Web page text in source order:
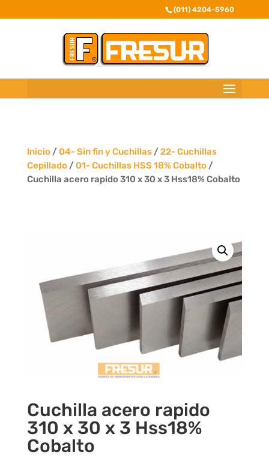
(011) 4204-5960
Inicio/ 04- Sin fin y Cuchillas/ 22- Cuchillas
Cepillado/ 01- Cuchillas HSS 18% Cobalto/
Cuchilla acero rapido 310 x 30 x 3 Hss18% Cobalto
Cuchilla acero rapido
310 x 30 x 3 Hss18%
Cobalto